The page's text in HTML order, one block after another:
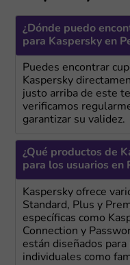
¿Dónde puedo
para Kaspersky en
Puedes encontrar
Kaspersky
justo arriba de este
verificamos
garantizar su validez.
¿Qué productos de
para los usuarios en
Kaspersky ofrece
Standard, Plus y
específicas como
Connection y
están diseñados
individuales como